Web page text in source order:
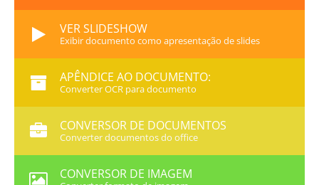
VER SLIDESHOW
Exibir documento como apresentação de slides
APÊNDICE AO DOCUMENTO:
Converter OCR para documento
CONVERSOR DE DOCUMENTOS
Converter documentos do office
CONVERSOR DE IMAGEM